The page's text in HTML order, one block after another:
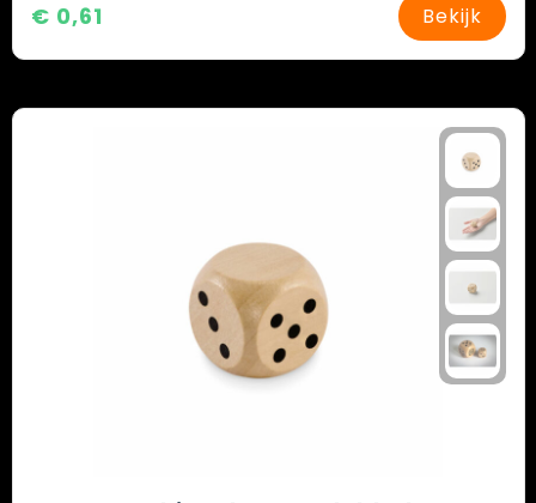
€ 0,61 Bekijk